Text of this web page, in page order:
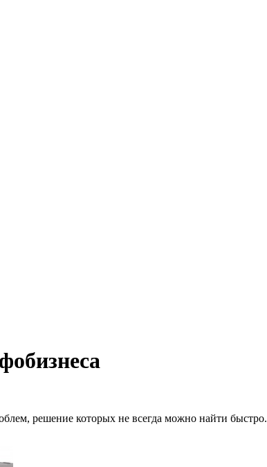
решение которых не всегда можно найти быстро.